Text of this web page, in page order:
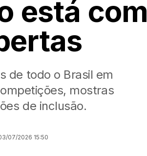
está com
de todo o Brasil em
mostras
de inclusão.
07/2026 15:50